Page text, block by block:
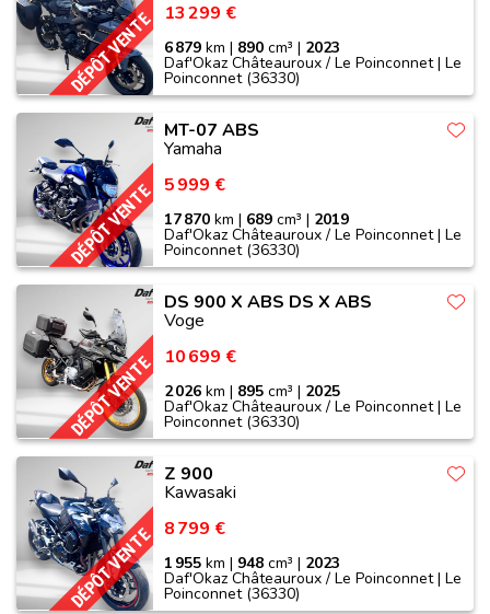
DÉPÔT VENTE 13 299 €
6 879 km | 890 cm³ | 2023
Daf'Okaz Châteauroux / Le Poinconnet | Le
Poinconnet (36330)
DÉPÔT VENTE
MT-07 ABS
Yamaha
5 999 €
17 870 km | 689 cm³ | 2019
Daf'Okaz Châteauroux / Le Poinconnet | Le
Poinconnet (36330)
DÉPÔT VENTE
DS 900 X ABS DS X ABS
Voge
10 699 €
2 026 km | 895 cm³ | 2025
Daf'Okaz Châteauroux / Le Poinconnet | Le
Poinconnet (36330)
DÉPÔT VENTE
Z 900
Kawasaki
8 799 €
1 955 km | 948 cm³ | 2023
Daf'Okaz Châteauroux / Le Poinconnet | Le
Poinconnet (36330)